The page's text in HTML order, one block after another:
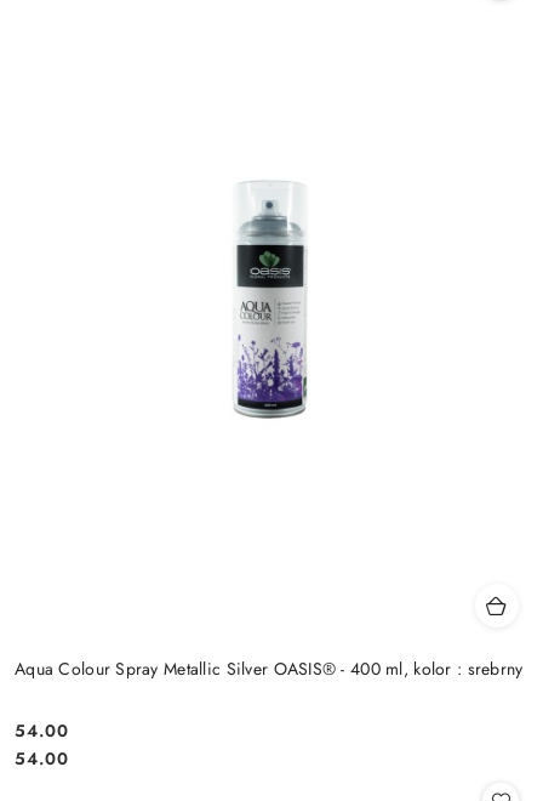
Aqua Colour Spray Metallic Silver OASIS® - 400 ml, kolor : srebrny
Cena:
54.00
Cena:
54.00